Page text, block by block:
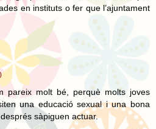
en instituts o fer que l’ajuntament
pareix molt bé, perquè molts joves
una educació sexual i una bona
sàpiguen actuar.